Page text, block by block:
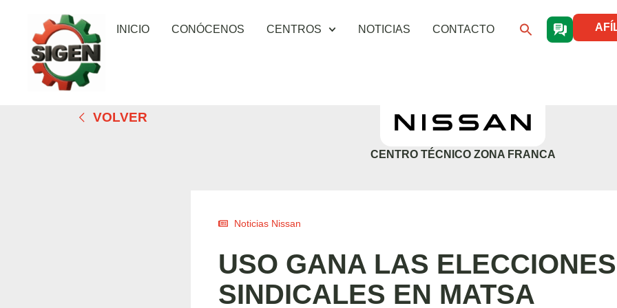
INICIO CONÓCENOS CENTROS NOTICIAS CONTACTO
VOLVER
CENTRO TÉCNICO ZONA FRANCA
Noticias Nissan
USO GANA LAS ELECCIONES
SINDICALES EN MATSA